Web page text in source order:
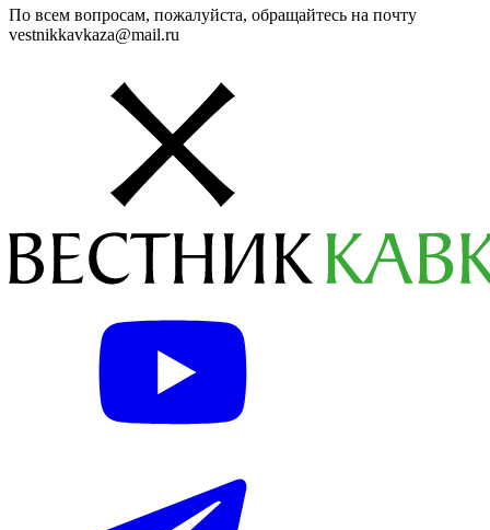
По всем вопросам, пожалуйста, обращайтесь на почту
vestnikkavkaza@mail.ru